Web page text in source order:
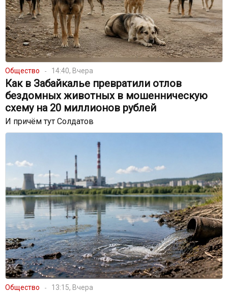
Общество 14:40, Вчера
Как в Забайкалье превратили отлов
бездомных животных в мошенническую
схему на 20 миллионов рублей
И причём тут Солдатов
Общество 13:15, Вчера